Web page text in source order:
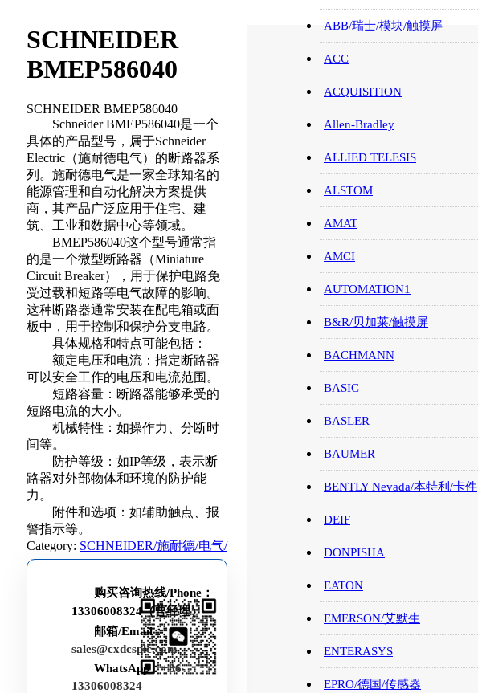
SCHNEIDER
BMEP586040
SCHNEIDER BMEP586040
Schneider BMEP586040是一个
具体的产品型号，属于Schneider
Electric（施耐德电气）的断路器系
列。施耐德电气是一家全球知名的
能源管理和自动化解决方案提供
商，其产品广泛应用于住宅、建
筑、工业和数据中心等领域。
BMEP586040这个型号通常指
的是一个微型断路器（Miniature
Circuit Breaker），用于保护电路免
受过载和短路等电气故障的影响。
这种断路器通常安装在配电箱或面
板中，用于控制和保护分支电路。
具体规格和特点可能包括：
额定电压和电流：指定断路器
可以安全工作的电压和电流范围。
短路容量：断路器能够承受的
短路电流的大小。
机械特性：如操作力、分断时
间等。
防护等级：如IP等级，表示断
路器对外部物体和环境的防护能
力。
附件和选项：如辅助触点、报
警指示等。
Category: SCHNEIDER/施耐德/电气/
购买咨询热线/Phone：
13306008324（曹经理）
邮箱/Email：
sales@cxdcsplc.com
WhatsApp：+86-
13306008324
ABB/瑞士/模块/触摸屏
ACC
ACQUISITION
Allen-Bradley
ALLIED TELESIS
ALSTOM
AMAT
AMCI
AUTOMATION1
B&R/贝加莱/触摸屏
BACHMANN
BASIC
BASLER
BAUMER
BENTLY Nevada/本特利/卡件
DEIF
DONPISHA
EATON
EMERSON/艾默生
ENTERASYS
EPRO/德国/传感器